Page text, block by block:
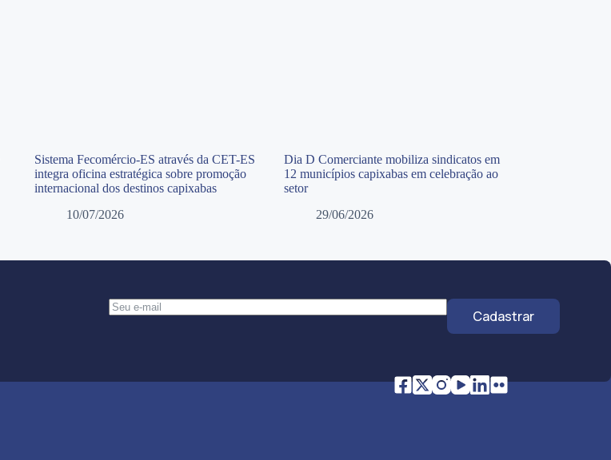
Sistema Fecomércio-ES através da CET-ES
integra oficina estratégica sobre promoção
internacional dos destinos capixabas
10/07/2026
Dia D Comerciante mobiliza sindicatos em
12 municípios capixabas em celebração ao
setor
29/06/2026
Cadastrar